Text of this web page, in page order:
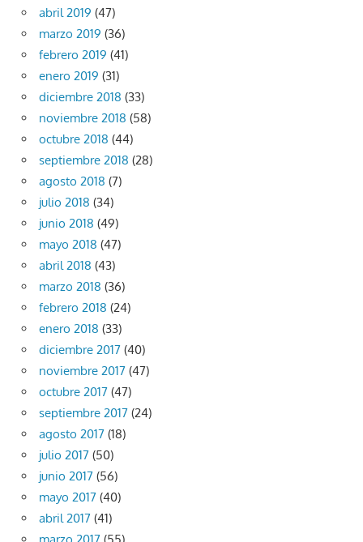
abril 2019 (47)
marzo 2019 (36)
febrero 2019 (41)
enero 2019 (31)
diciembre 2018 (33)
noviembre 2018 (58)
octubre 2018 (44)
septiembre 2018 (28)
agosto 2018 (7)
julio 2018 (34)
junio 2018 (49)
mayo 2018 (47)
abril 2018 (43)
marzo 2018 (36)
febrero 2018 (24)
enero 2018 (33)
diciembre 2017 (40)
noviembre 2017 (47)
octubre 2017 (47)
septiembre 2017 (24)
agosto 2017 (18)
julio 2017 (50)
junio 2017 (56)
mayo 2017 (40)
abril 2017 (41)